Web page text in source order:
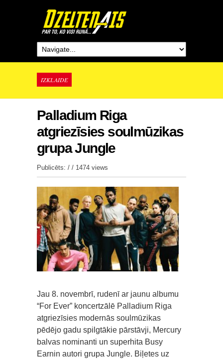
IZKLAIDE
Palladium Riga
atgriezīsies soulmūzikas
grupa Jungle
Publicēts: / / 1474 views
Jau 8. novembrī, rudenī ar jaunu albumu
“For Ever” koncertzālē Palladium Riga
atgriezīsies modernās soulmūzikas
pēdējo gadu spilgtākie pārstāvji, Mercury
balvas nominanti un superhita Busy
Earnin autori grupa Jungle. Biļetes uz